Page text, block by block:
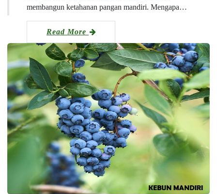
membangun ketahanan pangan mandiri. Mengapa…
Read More